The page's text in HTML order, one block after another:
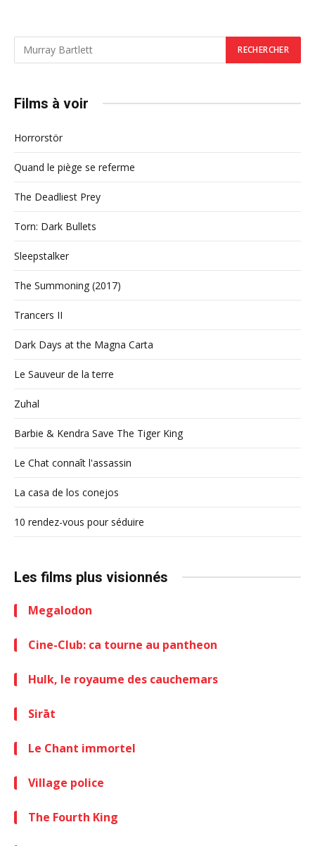
Films à voir
Horrorstör
Quand le piège se referme
The Deadliest Prey
Torn: Dark Bullets
Sleepstalker
The Summoning (2017)
Trancers II
Dark Days at the Magna Carta
Le Sauveur de la terre
Zuhal
Barbie & Kendra Save The Tiger King
Le Chat connaît l'assassin
La casa de los conejos
10 rendez-vous pour séduire
Les films plus visionnés
Megalodon
Cine-Club: ca tourne au pantheon
Hulk, le royaume des cauchemars
Sirāt
Le Chant immortel
Village police
The Fourth King